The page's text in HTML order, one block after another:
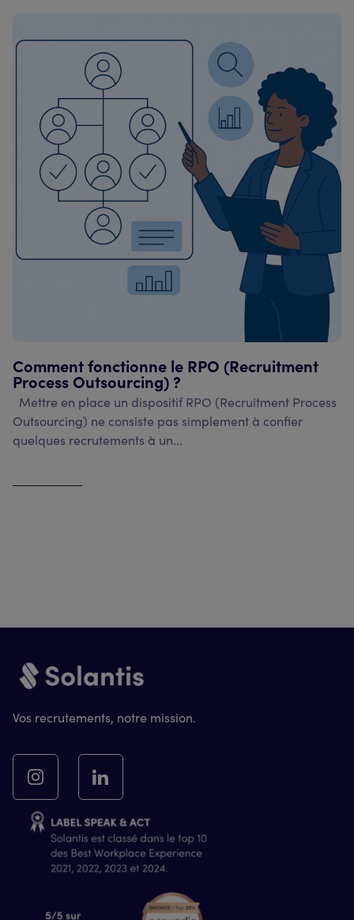
Comment fonctionne le RPO (Recruitment
Process Outsourcing) ?
Mettre en place un dispositif RPO (Recruitment Process
Outsourcing) ne consiste pas simplement à confier
quelques recrutements à un...
Vos recrutements, notre mission.